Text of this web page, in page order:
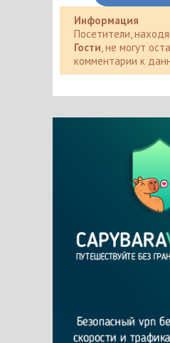
Информация
Посетители,
Гости , не могут
комментарии к